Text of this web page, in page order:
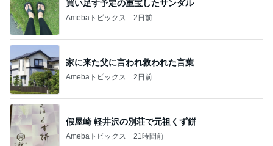
買い足す予定の重宝したサンダル
Amebaトピックス 2日前
家に来た父に言われ救われた言葉
Amebaトピックス 2日前
假屋崎 軽井沢の別荘で元祖くず餅
Amebaトピックス 21時間前